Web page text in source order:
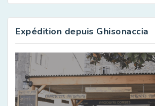
Expédition depuis Ghisonaccia